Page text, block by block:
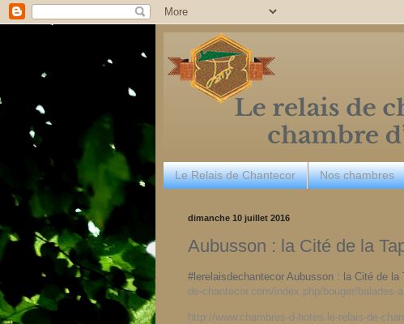
Le Relais de Chantecor Nos chambres
dimanche 10 juillet 2016
Aubusson : la Cité de la
#lerelaisdechantecor Aubusson : la Cité de la
de-chantecor.com/index.php/bouger/
http://www.chambres-d-hotes.le-relais-de-